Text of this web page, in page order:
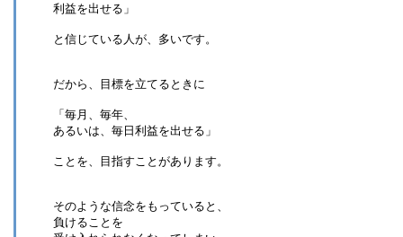
利益を出せる」
と信じている人が、多いです。
だから、目標を立てるときに
「毎月、毎年、
あるいは、毎日利益を出せる」
ことを、目指すことがあります。
そのような信念をもっていると、
負けることを